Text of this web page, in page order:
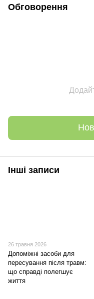
Обговорення
Інші записи
26 травня 2026
Допоміжні засоби для
пересування після травм:
що справді полегшує
життя